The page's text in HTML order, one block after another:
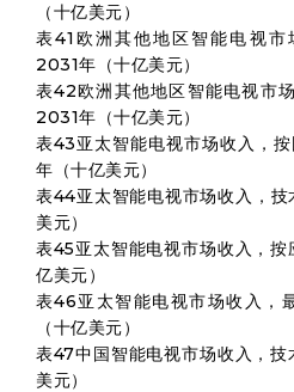
（十亿美元）
表41欧洲其他地区智能电视
2031年（十亿美元）
表42欧洲其他地区智能电视市
2031年（十亿美元）
表43亚太智能电视市场收入，
年（十亿美元）
表44亚太智能电视市场收入，
美元）
表45亚太智能电视市场收入，
亿美元）
表46亚太智能电视市场收入，
（十亿美元）
表47中国智能电视市场收入，
美元）